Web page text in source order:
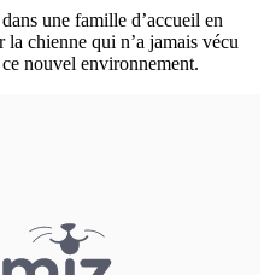
une famille d’accueil en
chienne qui n’a jamais vécu
nouvel environnement.